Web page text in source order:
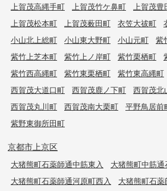
上賀茂高縄手町
上賀茂竹ケ鼻町 上賀茂豊
上賀茂松本町
上賀茂薮田町 衣笠大祓町
小山北上総町
小山東大野町 小山元町
紫
紫竹上芝本町
紫竹上ノ岸町 紫竹栗栖町
紫竹西高縄町
紫竹東栗栖町 紫竹東高縄町
西賀茂大道口町
西賀茂鹿ノ下町 西賀茂北
西賀茂丸川町
西賀茂南大栗町 平野鳥居前
紫野東御所田町
京都市上京区
大猪熊町石薬師通中筋東入
大猪熊町中筋
大猪熊町石薬師通河原町西入
大猪熊町石